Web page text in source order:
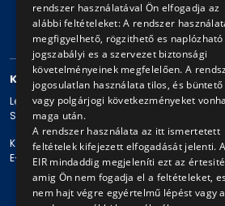
Impresszum Jogi nyilatkozat
Adatvédelmi politika és tájékoztatások
KAPCSOLAT
Levelezési cím: 1980 Budapest, Pf. 11.
Székhely: 1980 Budapest, Akácfa u. 15.
Központi telefonszám: + 36 1 461-65-00
E-mail cím: bkv@bkv.hu
rendszer használatával Ön elfogadja az
alábbi feltételeket: A rendszer
megfigyelhető, rögzithető es naplózható
jogszabályi es a szervezet biztonsági
követelményeinek megfelelően. A
jogosulatlan használata tilos, és büntető
vagy polgárjogi következményeket
maga után.
A rendszer használata az itt ismertetett
feltételek kifejezett elfogadását jelenti.
EIR mindaddig megjeleníti ezt az
amig Ön nem fogadja el a feltételeket,
nem hajt végre egyértelmű lépést vagy a